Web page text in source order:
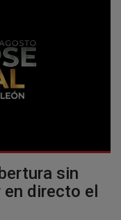
sin
en directo el